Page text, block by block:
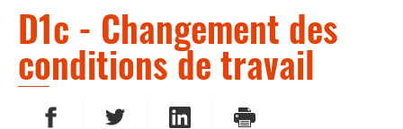
D1c - Changement des
conditions de travail
PARTAGER SUR FACEBOOK
PARTAGER SUR TWITTER
PARTAGER SUR LINKEDIN
IMPRIMER